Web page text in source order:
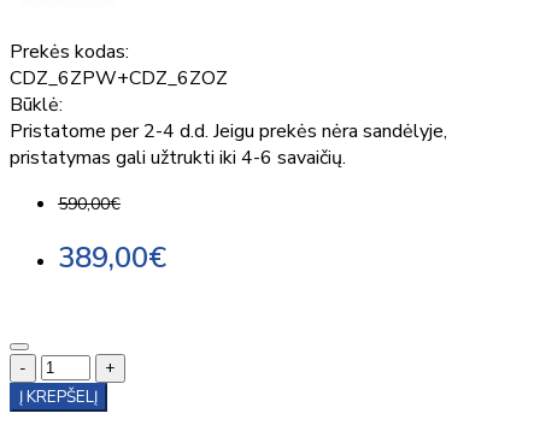
Prekės kodas:
CDZ_6ZPW+CDZ_6ZOZ
Būklė:
Pristatome per 2-4 d.d. Jeigu prekės nėra sandėlyje,
pristatymas gali užtrukti iki 4-6 savaičių.
590,00€
389,00€
-
+
Į KREPŠELĮ